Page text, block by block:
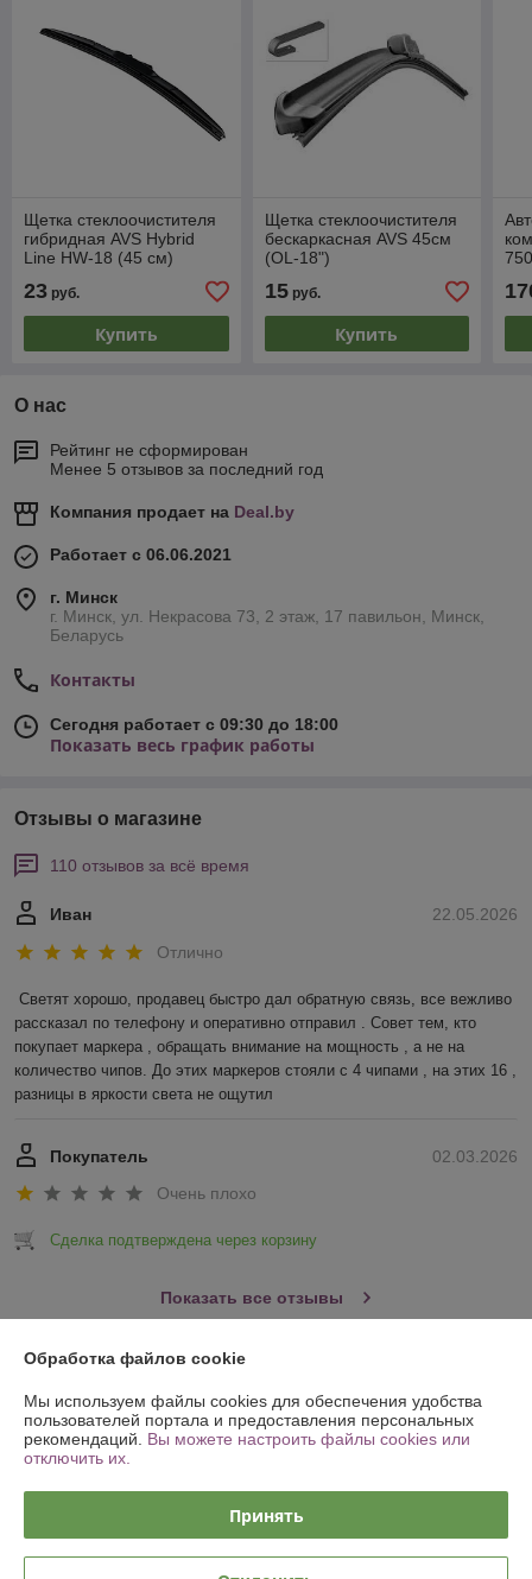
Щетка стеклоочистителя
гибридная AVS Hybrid
Line HW-18 (45 см)
23 руб.
Купить
Щетка стеклоочистителя
бескаркасная AVS 45см
(OL-18")
15руб.
Купить
О нас
Рейтинг не сформирован
Менее 5 отзывов за последний год
Компания продает на Deal.by
Работает с 06.06.2021
г. Минск
г. Минск, ул. Некрасова 73, 2 этаж, 17 павильон, Минск,
Беларусь
Контакты
Сегодня работает с 09:30 до 18:00
Показать весь график работы
Отзывы о магазине
110 отзывов за всё время
22.05.2026
Иван
Отлично
Светят хорошо, продавец быстро дал обратную связь, все вежливо
рассказал по телефону и оперативно отправил . Совет тем, кто
покупает маркера , обращать внимание на мощность , а не на
количество чипов. До этих маркеров стояли с 4 чипами , на этих 16 ,
разницы в яркости света не ощутил
02.03.2026
Покупатель
Очень плохо
Сделка подтверждена через корзину
Показать все отзывы
Контакты
Доставка и оплата
Обработка файлов cookie
Мы используем файлы cookies для обеспечения удобства
пользователей портала и предоставления персональных
рекомендаций. Вы можете настроить файлы cookies или
отключить их.
Принять